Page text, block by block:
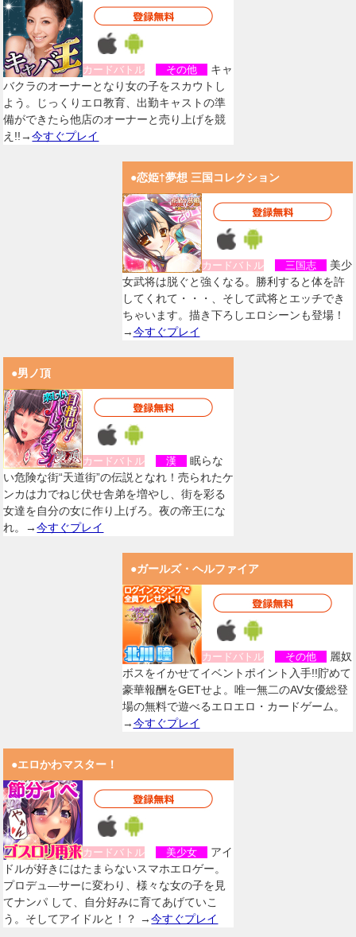
カードバトル その他
キャ
バクラのオーナーとなり女の子をスカウトし
よう。じっくりエロ教育、出勤キャストの準
備ができたら他店のオーナーと売り上げを競
え!!→今すぐプレイ
●恋姫†夢想 三国コレクション
カードバトル 三国志
美少
女武将は脱ぐと強くなる。勝利すると体を許
してくれて・・・、そして武将とエッチでき
ちゃいます。描き下ろしエロシーンも登場！
→今すぐプレイ
●男ノ頂
カードバトル 漢
眠らな
い危険な街“天道街”の伝説となれ！売られたケ
ンカは力でねじ伏せ舎弟を増やし、街を彩る
女達を自分の女に作り上げろ。夜の帝王にな
れ。→今すぐプレイ
●ガールズ・ヘルファイア
カードバトル その他
麗奴
ボスをイかせてイベントポイント入手!!貯めて
豪華報酬をGETせよ。唯一無二のAV女優総登
場の無料で遊べるエロエロ・カードゲーム。
→今すぐプレイ
●エロかわマスター！
カードバトル 美少女
アイ
ドルが好きにはたまらないスマホエロゲー。
プロデュ―サーに変わり、様々な女の子を見
てナンパ して、自分好みに育てあげていこ
う。そしてアイドルと！？ →今すぐプレイ